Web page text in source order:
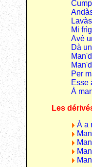
Mi
Avè
Dà
Per
Esse
À
Les
À a